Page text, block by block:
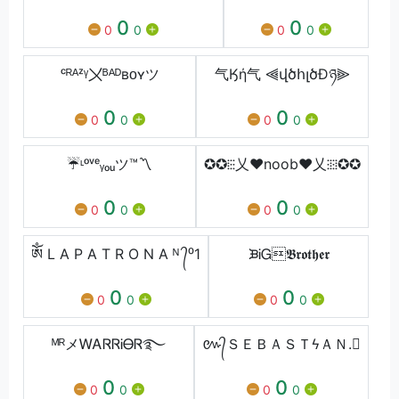
0 0 0 0 0 0
ᶜᴿᴬᶻᵞ〤ᴮᴬᴰʙᴏʏツ
0 0 0
气Ӄή气 ⫷վծհլծÐཉ⫸
0 0 0
☔️ᶫᵒᵛᵉᵧₒᵤツ™〽️
0 0 0
✪✪⁞⁝⁝乂❤noob❤乂⁝⁞⁝⁞✪✪
0 0 0
ༀ L A P A T R O N A ᴺ ᭄⁰1
0 0 0
ᙖᎥᏀ𝕭𝖗𝖔𝖙𝖍𝖊𝖗
0 0 0
ᴹᴿメᎳᎪᏒᏒᎥᎾᏒ࿐
0 0 0
៚᭄ＳＥＢＡＳＴϟＡＮ.
0 0 0